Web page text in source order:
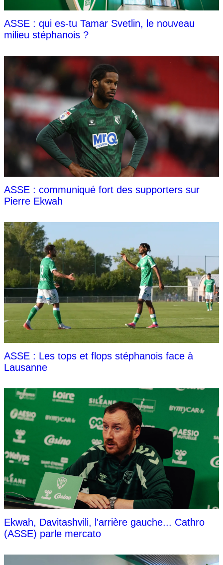
ASSE : qui es-tu Tamar Svetlin, le nouveau
milieu stéphanois ?
ASSE : communiqué fort des supporters sur
Pierre Ekwah
ASSE : Les tops et flops stéphanois face à
Lausanne
Ekwah, Davitashvili, l'arrière gauche... Cathro
(ASSE) parle mercato